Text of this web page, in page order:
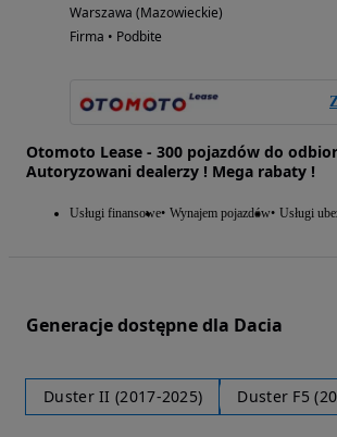
Warszawa (Mazowieckie)
Firma • Podbite
Otomoto Lease - 300 pojazdów do
Autoryzowani dealerzy ! Mega rabaty !
Usługi finansowe Wynajem pojazdów Usługi
Generacje dostępne dla Dacia
Duster II (2017-2025) Duster F5